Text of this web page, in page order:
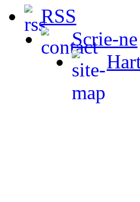
RSS
Scrie-ne